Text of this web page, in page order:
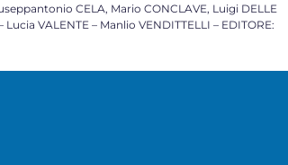
CELA, Mario CONCLAVE, Luigi DELLE
VALENTE – Manlio VENDITTELLI – EDITORE: